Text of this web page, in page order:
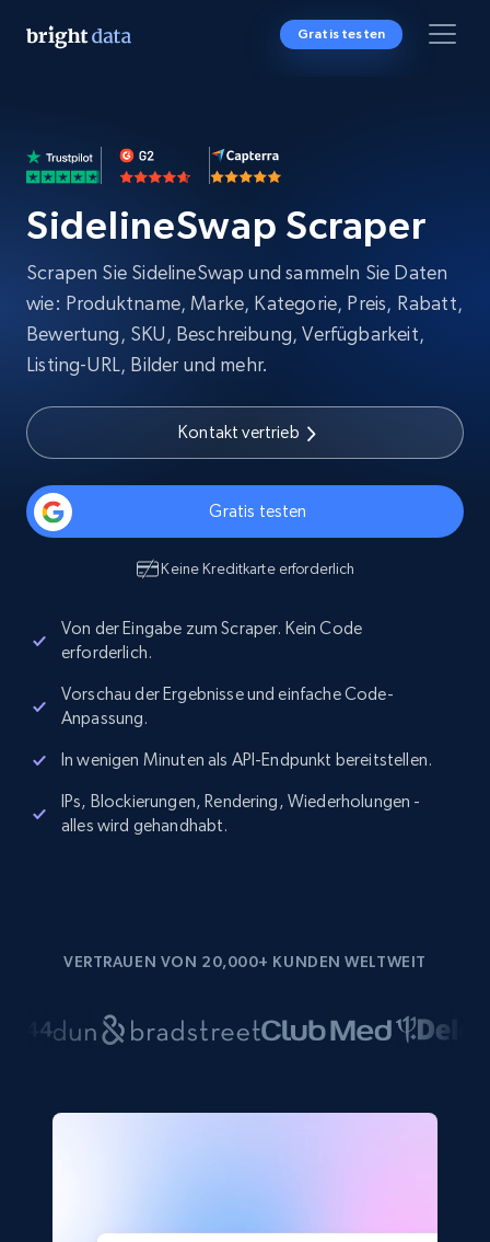
Gratis testen
SidelineSwap Scraper
Scrapen Sie SidelineSwap und sammeln Sie Daten
wie: Produktname, Marke, Kategorie, Preis, Rabatt,
Bewertung, SKU, Beschreibung, Verfügbarkeit,
Listing-URL, Bilder und mehr.
Kontakt vertrieb
Gratis testen
Keine Kreditkarte erforderlich
Von der Eingabe zum Scraper. Kein Code
erforderlich.
Vorschau der Ergebnisse und einfache Code-
Anpassung.
In wenigen Minuten als API-Endpunkt bereitstellen.
IPs, Blockierungen, Rendering, Wiederholungen -
alles wird gehandhabt.
VERTRAUEN VON 20,000+ KUNDEN WELTWEIT